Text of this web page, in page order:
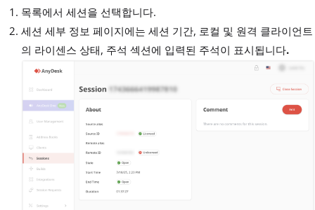
목록에서 세션을 선택합니다.
세션 세부 정보 페이지에는 세션 기간, 로컬 및 원격 클라이언트
의 라이센스 상태, 주석 섹션에 입력된 주석이 표시됩니다.